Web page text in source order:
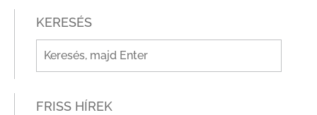
KERESÉS
FRISS HÍREK